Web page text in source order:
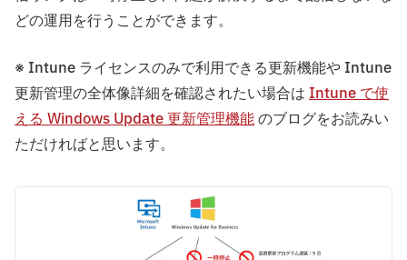
どの運用を行うことができます。
※ Intune ライセンスのみで利用できる更新機能や Intune
更新管理の全体像詳細を確認されたい場合は Intune で使
える Windows Update 更新管理機能のブログをお読みい
ただければと思います。